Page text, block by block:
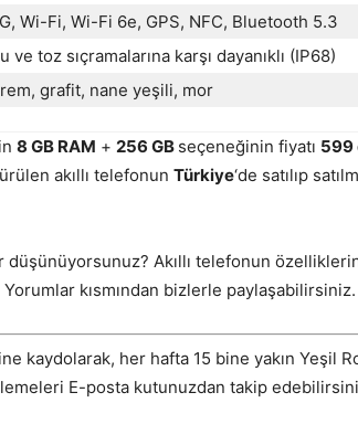
Wi-Fi, Wi-Fi 6e, GPS, NFC, Bluetooth 5.3
ve toz sıçramalarına karşı dayanıklı (IP68)
grafit, nane yeşili, mor
8 GB RAM + 256 GB seçeneğinin fiyatı 599
akıllı telefonun Türkiye‘de satılıp
Akıllı telefonun
kısmından bizlerle paylaşabilirsiniz.
kaydolarak, her hafta 15 bine yakın Yeşil
E-posta kutunuzdan takip